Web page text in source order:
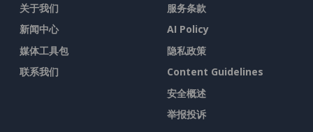
关于我们
新闻中心
媒体工具包
联系我们
服务条款
AI Policy
隐私政策
Content Guidelines
安全概述
举报投诉